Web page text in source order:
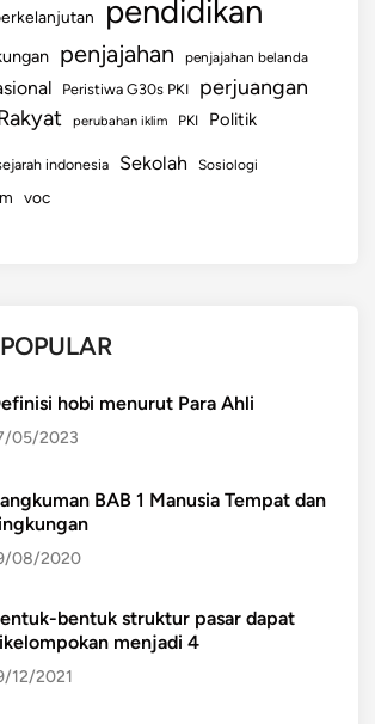
pendidikan
penjajahan penjajahan belanda
Peristiwa G30s PKI perjuangan
perubahan iklim PKI Politik
indonesia Sekolah Sosiologi
voc
hobi menurut Para Ahli
05/2023
BAB 1 Manusia Tempat dan
08/2020
bentuk struktur pasar dapat
menjadi 4
12/2021